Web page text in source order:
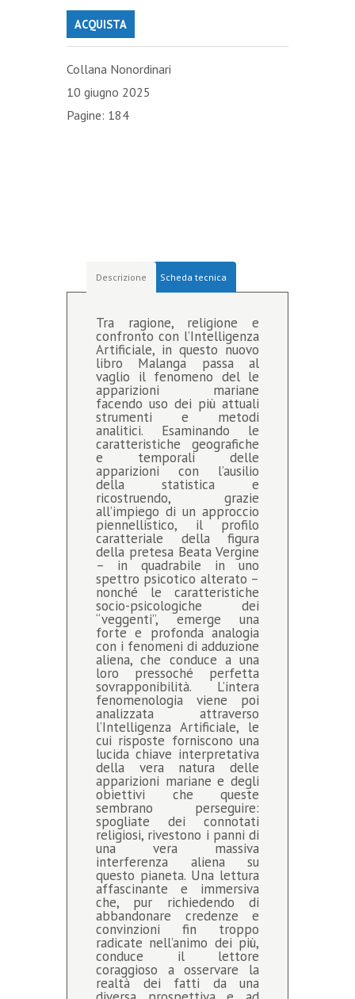
ACQUISTA
Collana Nonordinari
10 giugno 2025
Pagine: 184
Descrizione Scheda tecnica
Tra ragione, religione e
confronto con l’Intelligenza
Artificiale, in questo nuovo
libro Malanga passa al
vaglio il fenomeno del le
apparizioni mariane
facendo uso dei più attuali
strumenti e metodi
analitici. Esaminando le
caratteristiche geografiche
e temporali delle
apparizioni con l’ausilio
della statistica e
ricostruendo, grazie
all’impiego di un approccio
piennellistico, il profilo
caratteriale della figura
della pretesa Beata Vergine
– in quadrabile in uno
spettro psicotico alterato –
nonché le caratteristiche
socio-psicologiche dei
“veggenti”, emerge una
forte e profonda analogia
con i fenomeni di adduzione
aliena, che conduce a una
loro pressoché perfetta
sovrapponibilità. L’intera
fenomenologia viene poi
analizzata attraverso
l’Intelligenza Artificiale, le
cui risposte forniscono una
lucida chiave interpretativa
della vera natura delle
apparizioni mariane e degli
obiettivi che queste
sembrano perseguire:
spogliate dei connotati
religiosi, rivestono i panni di
una vera massiva
interferenza aliena su
questo pianeta. Una lettura
affascinante e immersiva
che, pur richiedendo di
abbandonare credenze e
convinzioni fin troppo
radicate nell’animo dei più,
conduce il lettore
coraggioso a osservare la
realtà dei fatti da una